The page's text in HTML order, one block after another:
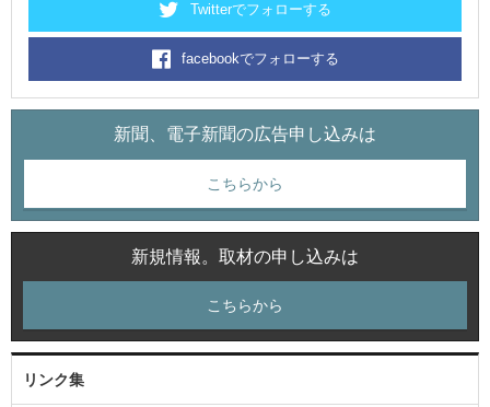
Twitterでフォローする
facebookでフォローする
新聞、電子新聞の広告申し込みは
こちらから
新規情報。取材の申し込みは
こちらから
リンク集